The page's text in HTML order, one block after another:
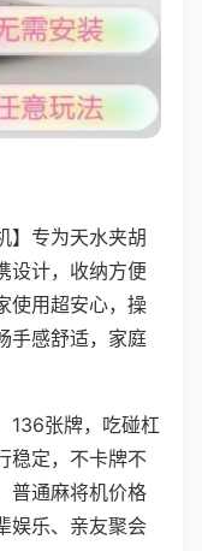
】专为天水夹胡
设计，收纳方便
使用超安心，操
手感舒适，家庭
136张牌，吃碰杠
稳定，不卡牌不
普通麻将机价格
娱乐、亲友聚会